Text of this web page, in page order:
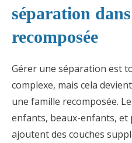
séparation
recomposée
Gérer une séparation est
complexe, mais cela
une famille recomposée.
enfants, beaux-enfants,
ajoutent des couches